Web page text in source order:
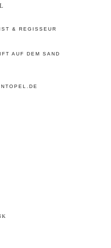
& REGISSEUR
AUF DEM SAND